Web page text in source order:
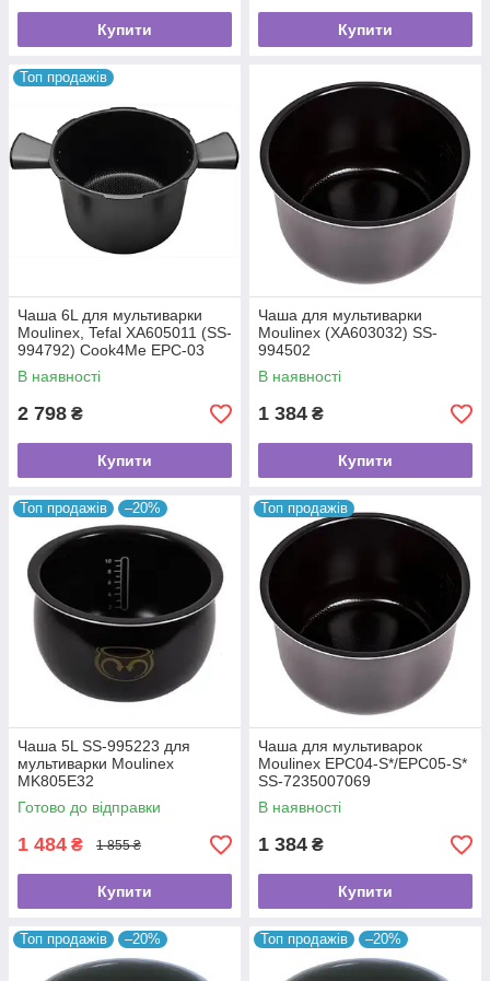
Купити Купити
Топ продажів
Чаша 6L для мультиварки
Moulinex, Tefal XA605011 (SS-
994792) Cook4Me EPC-03
original
В наявності
2 798 ₴
Купити
Чаша для мультиварки
Moulinex (XA603032) SS-
994502
В наявності
1 384 ₴
Купити
Топ продажів –20%
Чаша 5L SS-995223 для
мультиварки Moulinex
MK805E32
Готово до відправки
1 484 ₴ 1 855 ₴
Купити
Топ продажів
Чаша для мультиварок
Moulinex EPC04-S*/EPC05-S*
SS-7235007069
В наявності
1 384 ₴
Купити
Топ продажів –20% Топ продажів –20%